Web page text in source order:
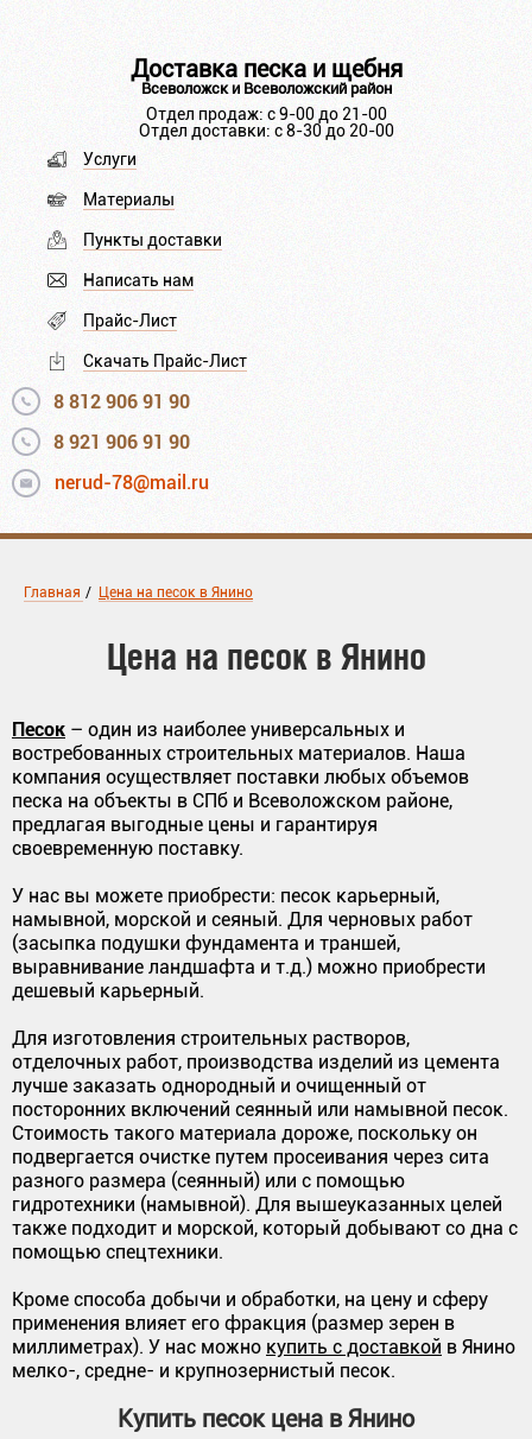
Доставка песка и щебня
Всеволожск и Всеволожский район
Отдел продаж: с 9-00 до 21-00
Отдел доставки: с 8-30 до 20-00
Услуги
Материалы
Пункты доставки
Написать нам
Прайс-Лист
Скачать Прайс-Лист
8 812 906 91 90
8 921 906 91 90
nerud-78@mail.ru
Главная / Цена на песок в Янино
Цена на песок в Янино
Песок – один из наиболее универсальных и
востребованных строительных материалов. Наша
компания осуществляет поставки любых объемов
песка на объекты в СПб и Всеволожском районе,
предлагая выгодные цены и гарантируя
своевременную поставку.
У нас вы можете приобрести: песок карьерный,
намывной, морской и сеяный. Для черновых работ
(засыпка подушки фундамента и траншей,
выравнивание ландшафта и т.д.) можно приобрести
дешевый карьерный.
Для изготовления строительных растворов,
отделочных работ, производства изделий из цемента
лучше заказать однородный и очищенный от
посторонних включений сеянный или намывной песок.
Стоимость такого материала дороже, поскольку он
подвергается очистке путем просеивания через сита
разного размера (сеянный) или с помощью
гидротехники (намывной). Для вышеуказанных целей
также подходит и морской, который добывают со дна с
помощью спецтехники.
Кроме способа добычи и обработки, на цену и сферу
применения влияет его фракция (размер зерен в
миллиметрах). У нас можно купить с доставкой в Янино
мелко-, средне- и крупнозернистый песок.
Купить песок цена в Янино